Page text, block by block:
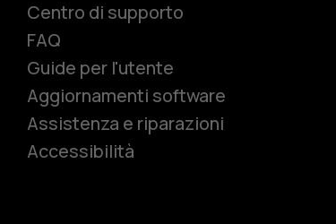
Centro di supporto
FAQ
Guide per l'utente
Aggiornamenti software
Assistenza e riparazioni
Accessibilità